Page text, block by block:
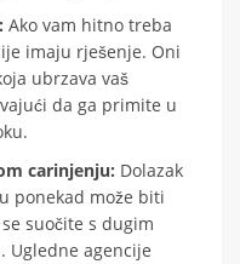
Ako vam hitno treba
imaju rješenje. Oni
ubrzava vaš
da ga primite u
carinjenju: Dolazak
ponekad može biti
suočite s dugim
Ugledne agencije